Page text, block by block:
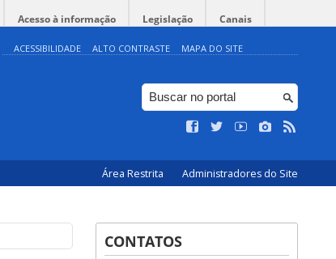
Acesso à informação Legislação Canais
ACESSIBILIDADE ALTO CONTRASTE MAPA DO SITE
Área Restrita Administradores do Site
CONTATOS